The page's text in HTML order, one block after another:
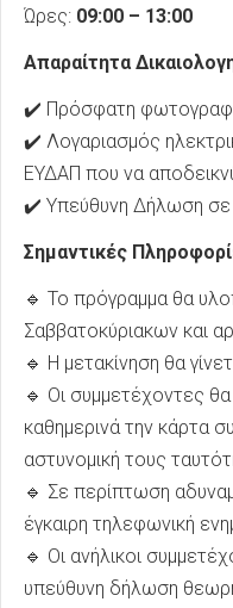
Ώρες: 09:00 – 13:00
Απαραίτητα
✔️ Πρόσφατη
✔️ Λογαριασμός
ΕΥΔΑΠ που να
✔️ Υπεύθυνη Δήλωση σε
Σημαντικές
🔹 Το πρόγραμμα θα
Σαββατοκύριακων και
🔹 Η μετακίνηση θα
🔹 Οι συμμετέχοντες
καθημερινά την κάρτα
αστυνομική τους
🔹 Σε περίπτωση
έγκαιρη τηλεφωνική
🔹 Οι ανήλικοι
υπεύθυνη δήλωση